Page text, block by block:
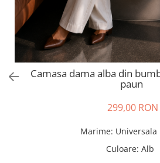
Camasa dama alba din
paun
299,00 RON
Marime: Universala
Culoare: Alb